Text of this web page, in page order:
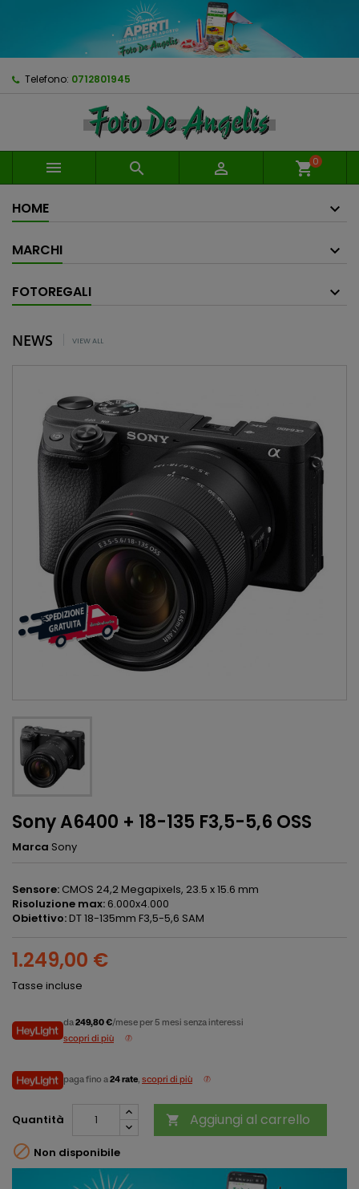
Telefono: 0712801945
   shopping_cart0
HOME
MARCHI
FOTOREGALI
NEWS VIEW ALL
Sony A6400 + 18-135 F3,5-5,6 OSS
Marca Sony
Sensore: CMOS 24,2 Megapixels, 23.5 x 15.6 mm
Risoluzione max: 6.000x4.000
Obiettivo:DT 18-135mm F3,5-5,6 SAM
1.249,00 €
Tasse incluse
da249,80 €/mese per 5 mesi senza interessi
scopri di più
paga fino a24 rate, scopri di più
Quantità  Aggiungi al carrello
 Non disponibile